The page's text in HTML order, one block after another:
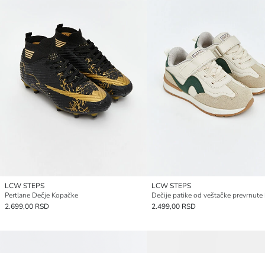
LCW STEPS
Pertlane Dečje Kopačke
2.699,00 RSD
LCW STEPS
2.499,00 RSD